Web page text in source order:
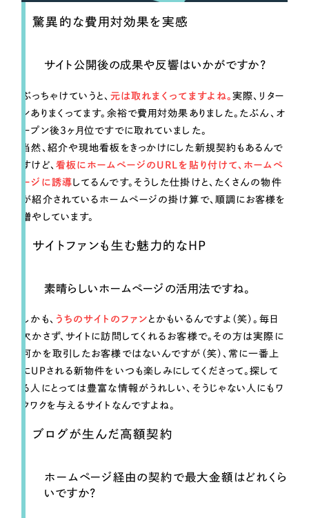
驚異的な費用対効果を実感
サイト公開後の成果や反響はいかがですか？
ぶっちゃけていうと、 元は取れまくってますよね。実際、リター
ンありまくってます。余裕で費用対効果ありました。たぶん、オ
ープン後3ヶ月位ですでに取れていました。
当然、紹介や現地看板をきっかけにした新規契約もあるんで
すけど、 看板にホームページのURLを貼り付けて、ホームペ
ージに誘導してるんです。そうした仕掛けと、たくさんの物件
が紹介されているホームページの掛け算で、順調にお客様を
増やしています。
サイトファンも生む魅力的なHP
素晴らしいホームページの活用法ですね。
しかも、 うちのサイトのファン とかもいるんですよ（笑）。毎日
欠かさず、サイトに訪問してくれるお客様で。その方は実際に
何かを取引したお客様ではないんですが（笑）、常に一番上
にUPされる新物件をいつも楽しみにしてくださって。探して
る人にとっては豊富な情報がうれしい、そうじゃない人にもワ
クワクを与えるサイトなんですよね。
ブログが生んだ高額契約
ホームページ経由の契約で最大金額はどれくら
いですか？